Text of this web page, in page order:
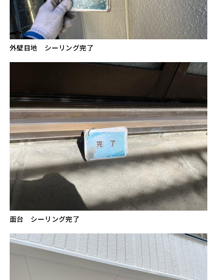
外壁目地 シーリング完了
面台 シーリング完了